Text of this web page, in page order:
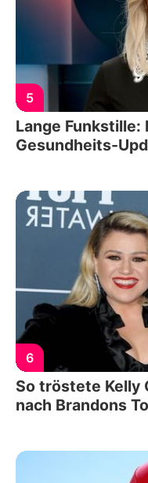
5
Lange
Gesundheits-
6
So tröstete Kelly
nach Brandons